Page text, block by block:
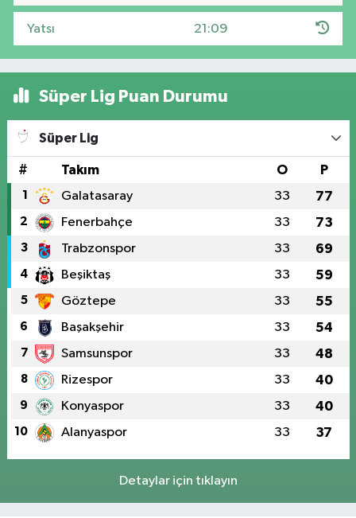
Yatsı 21:09
Süper Lig Puan Durumu
Süper Lig
# Takım O P
1 Galatasaray 33 77
2 Fenerbahçe 33 73
3 Trabzonspor 33 69
4 Beşiktaş 33 59
5 Göztepe 33 55
6 Başakşehir 33 54
7 Samsunspor 33 48
8 Rizespor 33 40
9 Konyaspor 33 40
10 Alanyaspor 33 37
Detaylar için tıklayın